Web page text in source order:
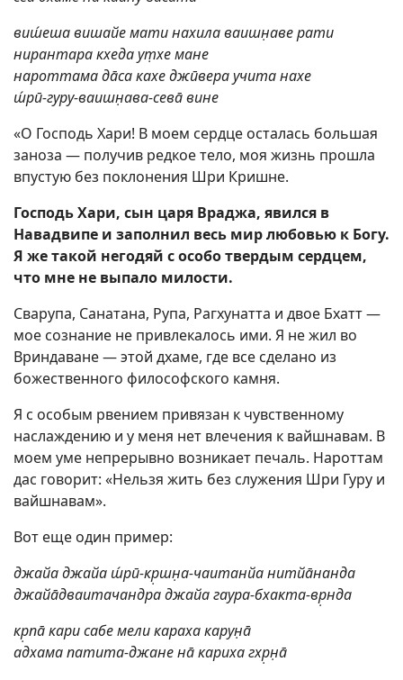
виш́еша вишайе мати нахила ваишн̣аве рати
нирантара кхеда ут̣хе мане
нароттама дāса кахе джӣвера учита нахе
ш́рӣ-гуру-ваишн̣ава-севā вине
«О Господь Хари! В моем сердце осталась большая
заноза — получив редкое тело, моя жизнь прошла
впустую без поклонения Шри Кришне.
Господь Хари, сын царя Враджа, явился в
Навадвипе и заполнил весь мир любовью к Богу.
Я же такой негодяй с особо твердым сердцем,
что мне не выпало милости.
Сварупа, Санатана, Рупа, Рагхунатта и двое Бхатт —
мое сознание не привлекалось ими. Я не жил во
Вриндаване — этой дхаме, где все сделано из
божественного философского камня.
Я с особым рвением привязан к чувственному
наслаждению и у меня нет влечения к вайшнавам. В
моем уме непрерывно возникает печаль. Нароттам
дас говорит: «Нельзя жить без служения Шри Гуру и
вайшнавам».
Вот еще один пример:
джайа джайа ш́рӣ-кр̣шн̣а-чаитанйа нитйāнанда
джайāдваитачандра джайа гаура-бхакта-вр̣нда
кр̣пā кари сабе мели караха карун̣ā
адхама патита-джане нā кариха гхр̣н̣ā